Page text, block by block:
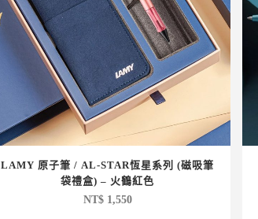
LAMY 原子筆 / AL-STAR恆星系列 (磁吸筆
袋禮盒) – 火鶴紅色
NT$1,550